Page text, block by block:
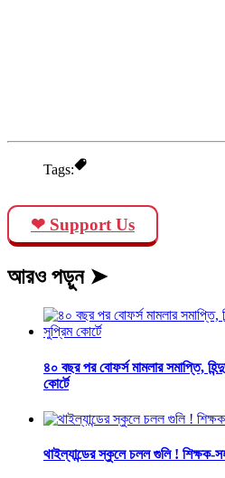
Tags:
❤ Support Us
আরও পড়ুন ➤
‌৪০ বছর পর বোফর্স মামলার সমাপ্তি,
কোর্টে
থাইল্যান্ডের স্কুলে চলল গুলি !